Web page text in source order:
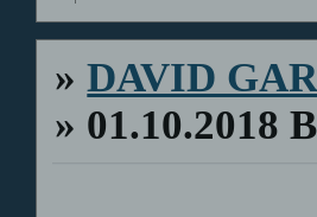
»DAVID
» 01.10.2018